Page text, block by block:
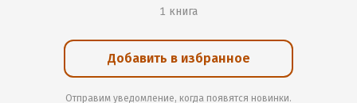
1 книга
Добавить в избранное
Отправим уведомление, когда появятся новинки.